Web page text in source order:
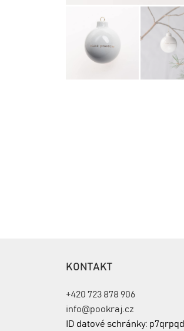
KONTAKT
+420 723 878 906
info@pookraj.cz
ID datové schránky: p7qrpqd